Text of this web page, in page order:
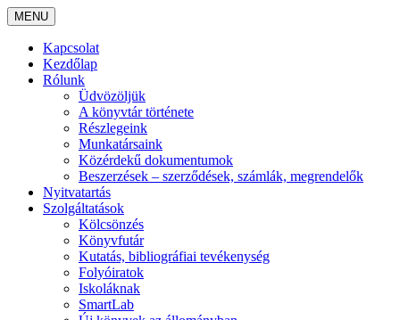
MENU
Kapcsolat
Kezdőlap
Rólunk
Üdvözöljük
A könyvtár története
Részlegeink
Munkatársaink
Közérdekű dokumentumok
Beszerzések – szerződések, számlák, megrendelők
Nyitvatartás
Szolgáltatások
Kölcsönzés
Könyvfutár
Kutatás, bibliográfiai tevékenység
Folyóiratok
Iskoláknak
SmartLab